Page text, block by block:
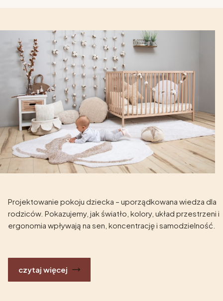
Projektowanie pokoju dziecka – uporządkowana wiedza dla
rodziców. Pokazujemy, jak światło, kolory, układ przestrzeni i
ergonomia wpływają na sen, koncentrację i samodzielność.
czytaj więcej